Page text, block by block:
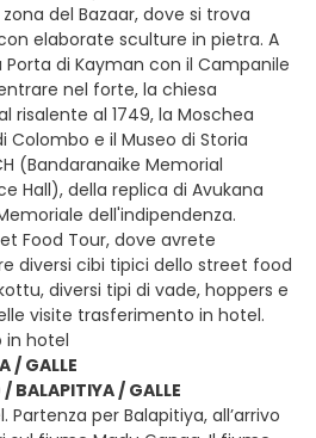
del Bazaar, dove si trova
elaborate sculture in pietra. A
Porta di Kayman con il Campanile
nel forte, la chiesa
risalente al 1749, la Moschea
Colombo e il Museo di Storia
(Bandaranaike Memorial
Hall), della replica di Avukana
dell'indipendenza.
Food Tour, dove avrete
diversi cibi tipici dello street food
diversi tipi di vade, hoppers e
visite trasferimento in hotel.
hotel
/ GALLE
/ GALLE
per Balapitiya, all’arrivo